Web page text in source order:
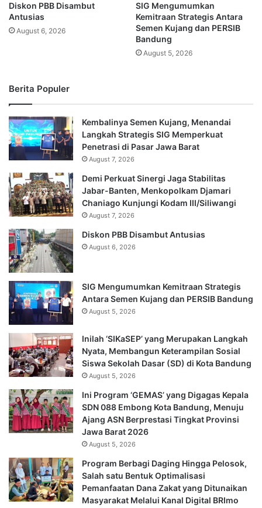
Diskon PBB Disambut
Antusias
August 6, 2026
SIG Mengumumkan
Kemitraan Strategis Antara
Semen Kujang dan PERSIB
Bandung
August 5, 2026
Berita Populer
Kembalinya Semen Kujang, Menandai
Langkah Strategis SIG Memperkuat
Penetrasi di Pasar Jawa Barat
August 7, 2026
Demi Perkuat Sinergi Jaga Stabilitas
Jabar-Banten, Menkopolkam Djamari
Chaniago Kunjungi Kodam III/Siliwangi
August 7, 2026
Diskon PBB Disambut Antusias
August 6, 2026
SIG Mengumumkan Kemitraan Strategis
Antara Semen Kujang dan PERSIB Bandung
August 5, 2026
Inilah ‘SIKaSEP’ yang Merupakan Langkah
Nyata, Membangun Keterampilan Sosial
Siswa Sekolah Dasar (SD) di Kota Bandung
August 5, 2026
Ini Program ‘GEMAS’ yang Digagas Kepala
SDN 088 Embong Kota Bandung, Menuju
Ajang ASN Berprestasi Tingkat Provinsi
Jawa Barat 2026
August 5, 2026
Program Berbagi Daging Hingga Pelosok,
Salah satu Bentuk Optimalisasi
Pemanfaatan Dana Zakat yang Ditunaikan
Masyarakat Melalui Kanal Digital BRImo